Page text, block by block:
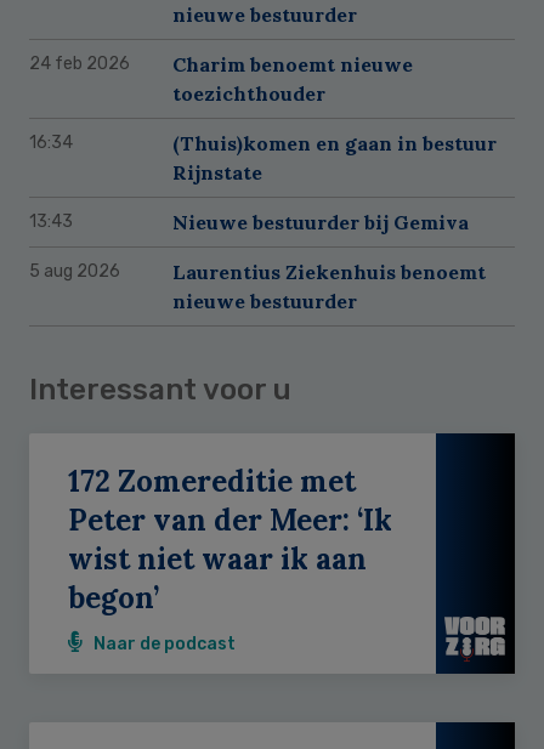
nieuwe bestuurder
24 feb 2026
Charim benoemt nieuwe
toezichthouder
16:34
(Thuis)komen en gaan in bestuur
Rijnstate
13:43 Nieuwe bestuurder bij Gemiva
5 aug 2026
Laurentius Ziekenhuis benoemt
nieuwe bestuurder
Interessant voor u
172 Zomereditie met
Peter van der Meer: ‘Ik
wist niet waar ik aan
begon’
Naar de podcast